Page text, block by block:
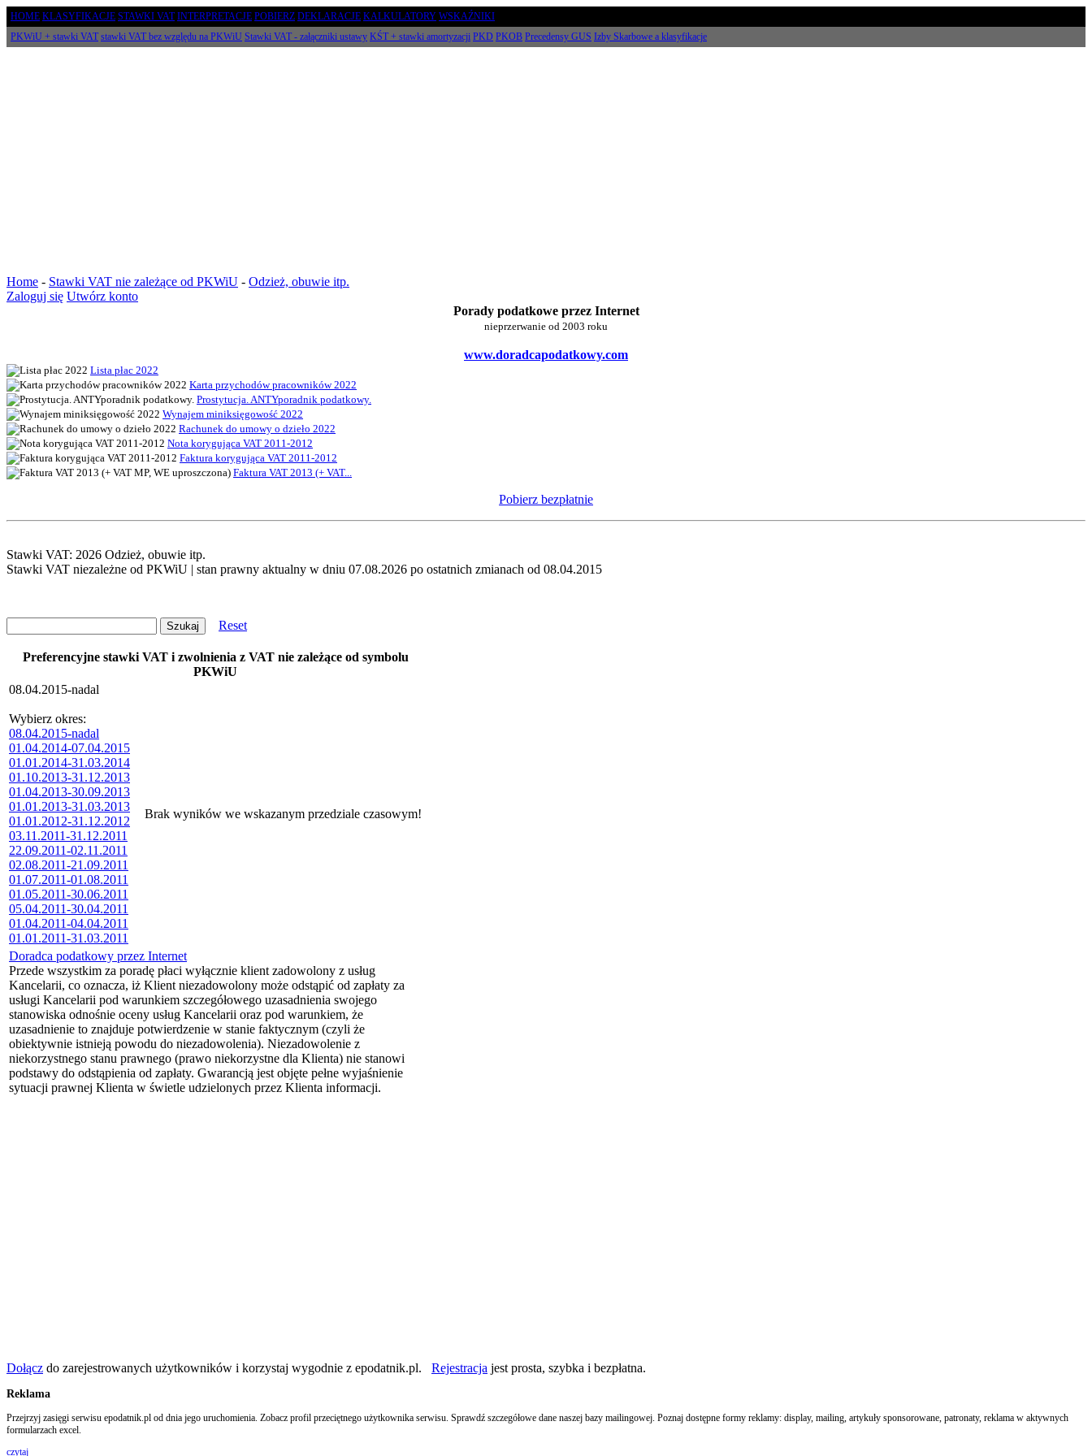
HOME KLASYFIKACJE STAWKI VAT INTERPRETACJE POBIERZ DEKLARACJE KALKULATORY WSKAŹNIKI
PKWiU + stawki VAT stawki VAT bez względu na PKWiU Stawki VAT - załączniki ustawy KŚT + stawki amortyzacji PKD PKOB Precedensy GUS Izby Skarbowe a klasyfikacje
Home - Stawki VAT nie zależące od PKWiU - Odzież, obuwie itp.
Zaloguj się Utwórz konto
Porady podatkowe przez Internet
nieprzerwanie od 2003 roku
www.doradcapodatkowy.com
Lista płac 2022
Karta przychodów pracowników 2022
Prostytucja. ANTYporadnik podatkowy.
Wynajem miniksięgowość 2022
Rachunek do umowy o dzieło 2022
Nota korygująca VAT 2011-2012
Faktura korygująca VAT 2011-2012
Faktura VAT 2013 (+ VAT...
Pobierz bezpłatnie
Stawki VAT: 2026 Odzież, obuwie itp.
Stawki VAT niezależne od PKWiU | stan prawny aktualny w dniu 07.08.2026 po ostatnich zmianach od 08.04.2015
Reset
Preferencyjne stawki VAT i zwolnienia z VAT nie zależące od symbolu
PKWiU
08.04.2015-nadal
Wybierz okres:
08.04.2015-nadal
01.04.2014-07.04.2015
01.01.2014-31.03.2014
01.10.2013-31.12.2013
01.04.2013-30.09.2013
01.01.2013-31.03.2013
01.01.2012-31.12.2012
03.11.2011-31.12.2011
22.09.2011-02.11.2011
02.08.2011-21.09.2011
01.07.2011-01.08.2011
01.05.2011-30.06.2011
05.04.2011-30.04.2011
01.04.2011-04.04.2011
01.01.2011-31.03.2011
Brak wyników we wskazanym przedziale czasowym!
Doradca podatkowy przez Internet
Przede wszystkim za poradę płaci wyłącznie klient zadowolony z usług
Kancelarii, co oznacza, iż Klient niezadowolony może odstąpić od zapłaty za
usługi Kancelarii pod warunkiem szczegółowego uzasadnienia swojego
stanowiska odnośnie oceny usług Kancelarii oraz pod warunkiem, że
uzasadnienie to znajduje potwierdzenie w stanie faktycznym (czyli że
obiektywnie istnieją powodu do niezadowolenia). Niezadowolenie z
niekorzystnego stanu prawnego (prawo niekorzystne dla Klienta) nie stanowi
podstawy do odstąpienia od zapłaty. Gwarancją jest objęte pełne wyjaśnienie
sytuacji prawnej Klienta w świetle udzielonych przez Klienta informacji.
Dołącz do zarejestrowanych użytkowników i korzystaj wygodnie z epodatnik.pl. Rejestracja jest prosta, szybka i bezpłatna.
Reklama
Przejrzyj zasięgi serwisu epodatnik.pl od dnia jego uruchomienia. Zobacz profil przeciętnego użytkownika serwisu. Sprawdź szczegółowe dane naszej bazy mailingowej. Poznaj dostępne formy reklamy: display, mailing, artykuły sponsorowane, patronaty, reklama w aktywnych
formularzach excel.
czytaj